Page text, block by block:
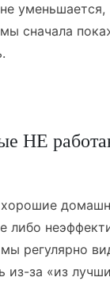
сначала
НЕ
либо
регулярно
за «из